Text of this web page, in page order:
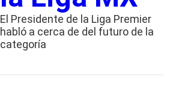
El Presidente de la Liga Premier
habló a cerca de del futuro de la
categoría